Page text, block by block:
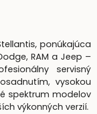
ponúkajúca
RAM a Jeep –
servisný
vysokou
spektrum modelov
výkonných verzií.